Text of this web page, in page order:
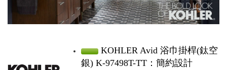
KOHLER Avid 浴巾掛桿(鈦空
銀) K-97498T-TT：簡約設計